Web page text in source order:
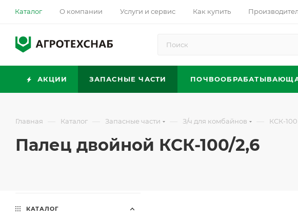
Каталог О компании Услуги и сервис Как купить
АКЦИИ ЗАПАСНЫЕ ЧАСТИ
Главная — Каталог — Запасные части — З/ч для комбайнов — КСК-100
Палец двойной КСК-100/2,6
КАТАЛОГ